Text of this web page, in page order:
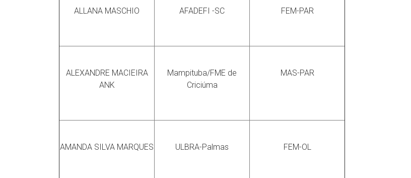
ALLANA MASCHIO AFADEFI -SC FEM-PAR
ALEXANDRE MACIEIRA
ANK
Mampituba/FME de
Criciúma
MAS-PAR
AMANDA SILVA MARQUES ULBRA-Palmas FEM-OL